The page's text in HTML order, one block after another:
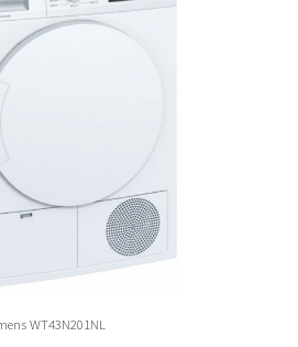
WT43N201NL